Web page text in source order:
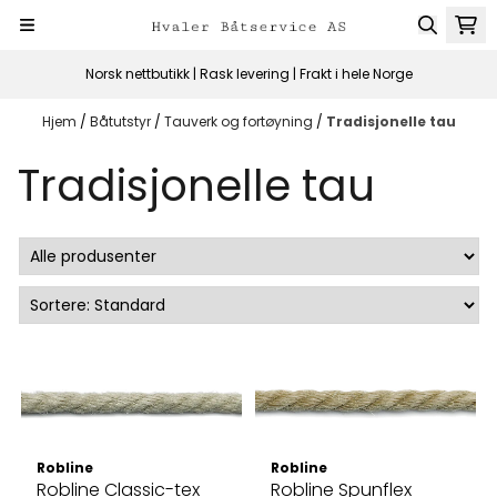
Hopp til innhold
Norsk nettbutikk | Rask levering | Frakt i hele Norge
Hjem / Båtutstyr / Tauverk og fortøyning / Tradisjonelle tau
Tradisjonelle tau
Robline
Robline Classic-tex
Robline
Robline Spunflex